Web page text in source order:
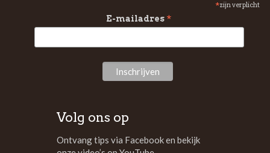
*zijn verplicht
E-mailadres *
Volg ons op
Ontvang tips via Facebook en bekijk